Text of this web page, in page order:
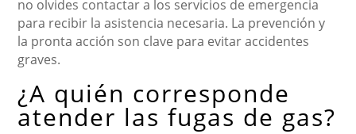
no olvides contactar a los servicios de emergencia
para recibir la asistencia necesaria. La prevención y
la pronta acción son clave para evitar accidentes
graves.
¿A quién corresponde
atender las fugas de gas?